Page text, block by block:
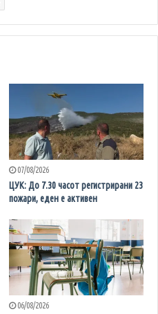
07/08/2026
ЦУК: До 7.30 часот регистрирани 23
пожари, еден е активен
06/08/2026